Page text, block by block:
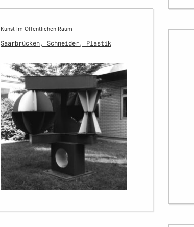
Kunst Im Öffentlichen Raum
Saarbrücken, Schneider, Plastik